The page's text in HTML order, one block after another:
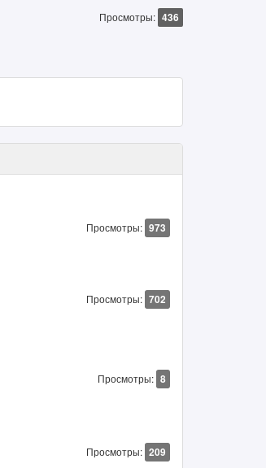
Просмотры: 436
Просмотры: 973
Просмотры: 702
Просмотры: 8
Просмотры: 209